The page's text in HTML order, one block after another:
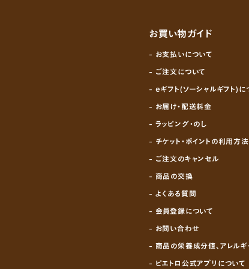
お買い物ガイド
- お支払いについて
- ご注文について
- eギフト(ソーシャルギフト)に
- お届け・配送料金
- ラッピング・のし
- チケット・ポイントの利用方
- ご注文のキャンセル
- 商品の交換
- よくある質問
- 会員登録について
- お問い合わせ
- 商品の栄養成分値、アレル
- ピエトロ公式アプリについて